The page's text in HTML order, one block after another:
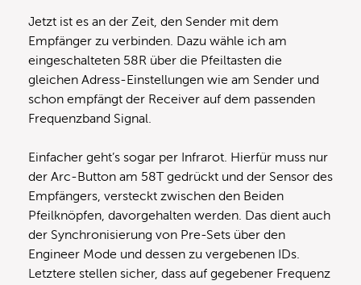
Jetzt ist es an der Zeit, den Sender mit dem
Empfänger zu verbinden. Dazu wähle ich am
eingeschalteten 58R über die Pfeiltasten die
gleichen Adress-Einstellungen wie am Sender und
schon empfängt der Receiver auf dem passenden
Frequenzband Signal.
Einfacher geht’s sogar per Infrarot. Hierfür muss nur
der Arc-Button am 58T gedrückt und der Sensor des
Empfängers, versteckt zwischen den Beiden
Pfeilknöpfen, davorgehalten werden. Das dient auch
der Synchronisierung von Pre-Sets über den
Engineer Mode und dessen zu vergebenen IDs.
Letztere stellen sicher, dass auf gegebener Frequenz